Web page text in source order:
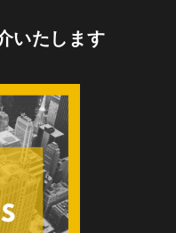
いたします